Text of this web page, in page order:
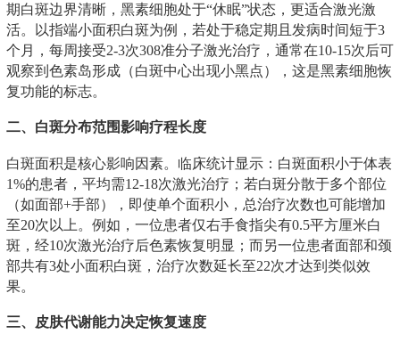
期白斑边界清晰，黑素细胞处于“休眠”状态，更适合激光激
活。以指端小面积白斑为例，若处于稳定期且发病时间短于3
个月，每周接受2-3次308准分子激光治疗，通常在10-15次后可
观察到色素岛形成（白斑中心出现小黑点），这是黑素细胞恢
复功能的标志。
二、白斑分布范围影响疗程长度
白斑面积是核心影响因素。临床统计显示：白斑面积小于体表
1%的患者，平均需12-18次激光治疗；若白斑分散于多个部位
（如面部+手部），即使单个面积小，总治疗次数也可能增加
至20次以上。例如，一位患者仅右手食指尖有0.5平方厘米白
斑，经10次激光治疗后色素恢复明显；而另一位患者面部和颈
部共有3处小面积白斑，治疗次数延长至22次才达到类似效
果。
三、皮肤代谢能力决定恢复速度